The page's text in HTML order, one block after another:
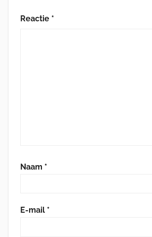
Reactie *
Naam *
E-mail *